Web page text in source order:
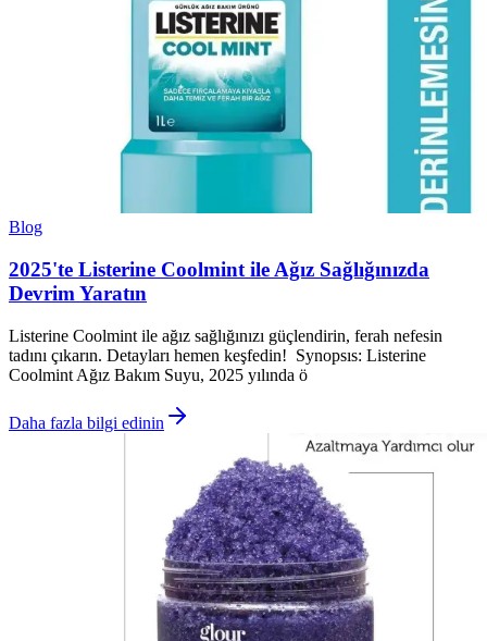
Blog
2025'te Listerine Coolmint ile Ağız Sağlığınızda
Devrim Yaratın
Listerine Coolmint ile ağız sağlığınızı güçlendirin, ferah nefesin
tadını çıkarın. Detayları hemen keşfedin! Synopsıs: Listerine
Coolmint Ağız Bakım Suyu, 2025 yılında ö
Daha fazla bilgi edinin